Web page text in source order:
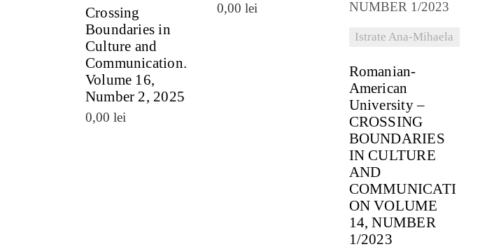
Crossing
Boundaries in
Culture and
Communication.
Volume 16,
Number 2, 2025
0,00 lei
0,00lei
Istrate Ana-Mihaela
Romanian-
American
University –
CROSSING
BOUNDARIES
IN CULTURE
AND
COMMUNICATI
ON VOLUME
14, NUMBER
1/2023